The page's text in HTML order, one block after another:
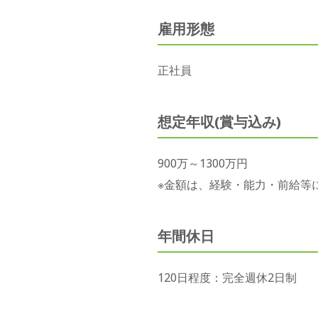
雇用形態
正社員
想定年収(賞与込み)
900万～1300万円
※金額は、経験・能力・前給等
年間休日
120日程度：完全週休2日制